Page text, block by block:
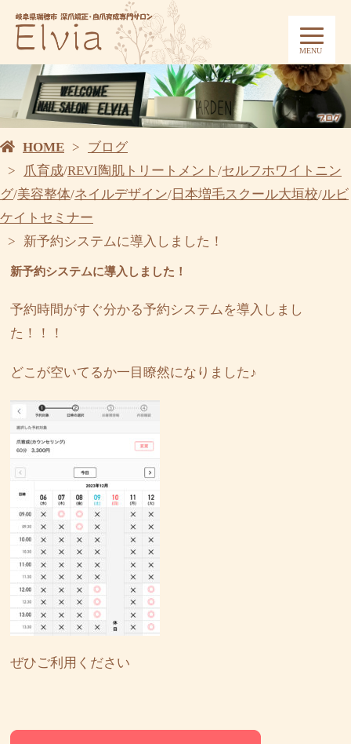
MENU
HOME
ブログ
爪育成/REVI陶肌トリートメント /セルフホワイトニン
グ/美容整体/ネイルデザイン/ 日本増毛スクール大垣校/ルビ
ケイトセミナー
新予約システムに導入しました！
新予約システムに導入しました！
予約時間がすぐ分かる予約システムを導入しまし
た！！！
どこが空いてるか一目瞭然になりました♪
ぜひご利用ください